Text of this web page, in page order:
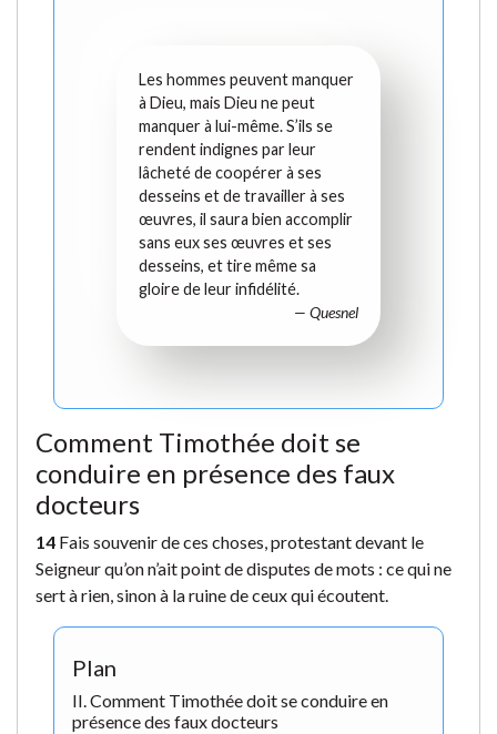
Les hommes peuvent manquer
à Dieu, mais Dieu ne peut
manquer à lui-même. S’ils se
rendent indignes par leur
lâcheté de coopérer à ses
desseins et de travailler à ses
œuvres, il saura bien accomplir
sans eux ses œuvres et ses
desseins, et tire même sa
gloire de leur infidélité.
— Quesnel
Comment Timothée doit se
conduire en présence des faux
docteurs
14 Fais souvenir de ces choses, protestant devant le
Seigneur qu’on n’ait point de disputes de mots : ce qui ne
sert à rien, sinon à la ruine de ceux qui écoutent.
Plan
II. Comment Timothée doit se conduire en
présence des faux docteurs